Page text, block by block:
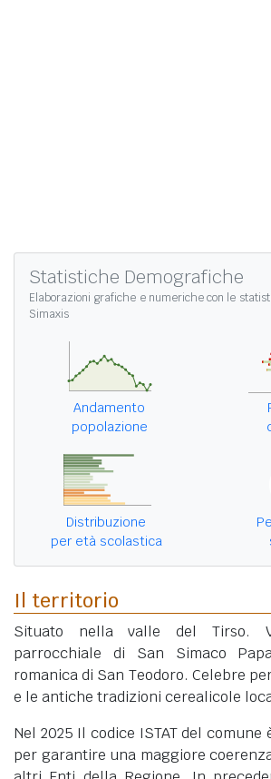
Statistiche Demografiche
Elaborazioni grafiche e numeriche con le
Simaxis
Andamento
popolazione
Distribuzione
per età scolastica
Il territorio
Situato nella valle del Tirso.
parrocchiale di San Simaco
romanica di San Teodoro. Celebre
e le antiche tradizioni cerealicole
Nel 2025 Il codice ISTAT del
per garantire una maggiore